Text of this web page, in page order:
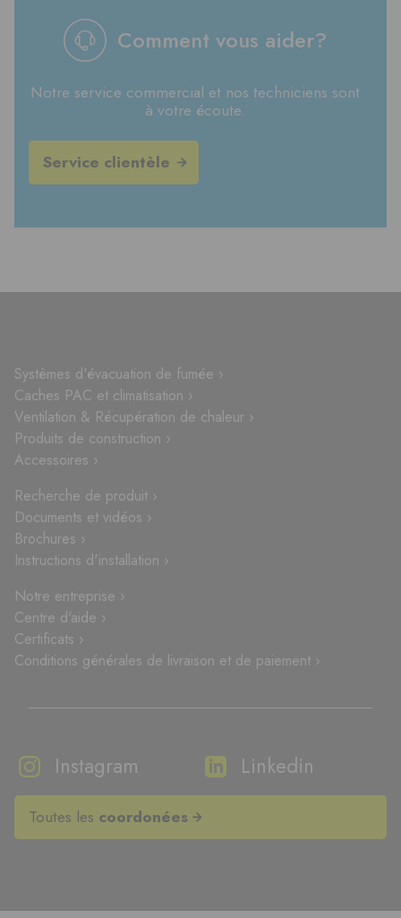
Comment vous aider?
Notre service commercial et nos techniciens sont
à votre écoute.
Service clientèle
Systèmes d'évacuation de fumée ›
Caches PAC et climatisation ›
Ventilation & Récupération de chaleur ›
Produits de construction ›
Accessoires ›
Recherche de produit ›
Documents et vidéos ›
Brochures ›
Instructions d'installation ›
Notre entreprise ›
Centre d'aide ›
Certificats ›
Conditions générales de livraison et de paiement ›
Instagram Linkedin
Toutes les coordonées